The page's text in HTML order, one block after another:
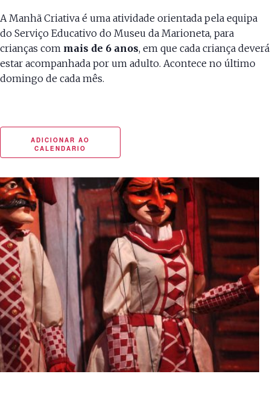
A Manhã Criativa é uma atividade orientada pela equipa
do Serviço Educativo do Museu da Marioneta, para
crianças com mais de 6 anos, em que cada criança deverá
estar acompanhada por um adulto. Acontece no último
domingo de cada mês.
ADICIONAR AO
CALENDARIO